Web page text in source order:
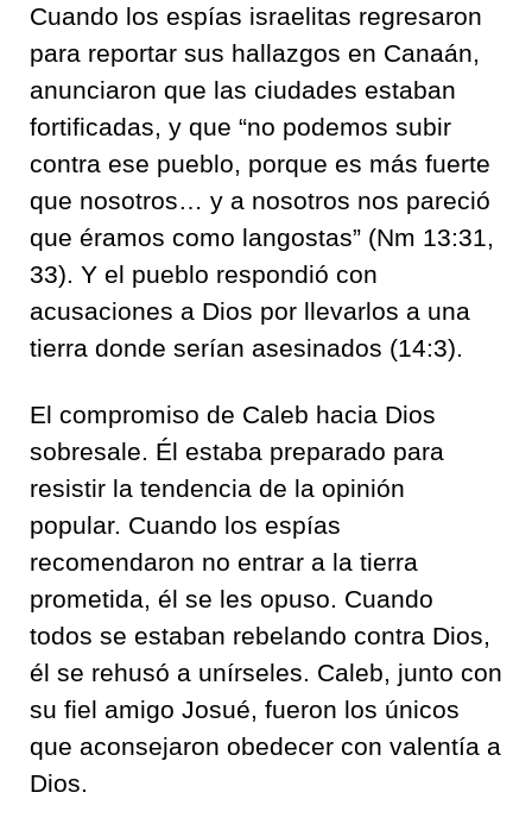
Cuando los espías israelitas regresaron
para reportar sus hallazgos en Canaán,
anunciaron que las ciudades estaban
fortificadas, y que “no podemos subir
contra ese pueblo, porque es más fuerte
que nosotros… y a nosotros nos pareció
que éramos como langostas” (Nm 13:31,
33). Y el pueblo respondió con
acusaciones a Dios por llevarlos a una
tierra donde serían asesinados (14:3).
El compromiso de Caleb hacia Dios
sobresale. Él estaba preparado para
resistir la tendencia de la opinión
popular. Cuando los espías
recomendaron no entrar a la tierra
prometida, él se les opuso. Cuando
todos se estaban rebelando contra Dios,
él se rehusó a unírseles. Caleb, junto con
su fiel amigo Josué, fueron los únicos
que aconsejaron obedecer con valentía a
Dios.